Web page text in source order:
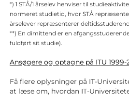
*) 1 STÅ/1 årselev henviser til
normeret studietid, hvor STÅ
årselever repræsenterer
**) En dimittend er en
fuldført sit studie).
Ansøgere og optagne på ITU 1999-
Få flere oplysninger på IT-
at læse om, hvordan IT-